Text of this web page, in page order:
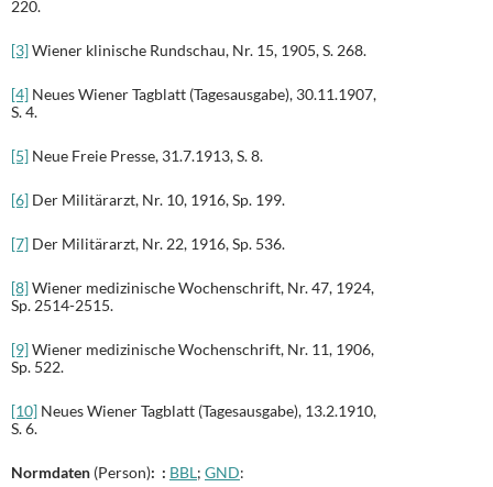
220.
[3]Wiener klinische Rundschau, Nr. 15, 1905, S. 268.
[4] Neues Wiener Tagblatt (Tagesausgabe), 30.11.1907,
S. 4.
[5] Neue Freie Presse, 31.7.1913, S. 8.
[6] Der Militärarzt, Nr. 10, 1916, Sp. 199.
[7] Der Militärarzt, Nr. 22, 1916, Sp. 536.
[8]Wiener medizinische Wochenschrift, Nr. 47, 1924,
Sp. 2514-2515.
[9]Wiener medizinische Wochenschrift, Nr. 11, 1906,
Sp. 522.
[10] Neues Wiener Tagblatt (Tagesausgabe), 13.2.1910,
S. 6.
Normdaten (Person): : BBL; GND: